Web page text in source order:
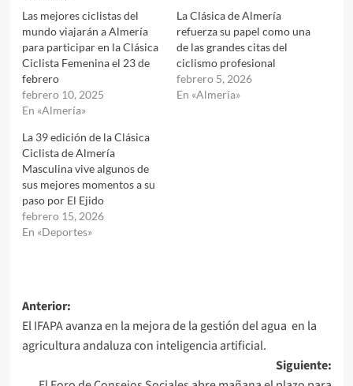
Las mejores ciclistas del
mundo viajarán a Almería
para participar en la Clásica
Ciclista Femenina el 23 de
febrero
febrero 10, 2025
En «Almería»
La Clásica de Almería
refuerza su papel como una
de las grandes citas del
ciclismo profesional
febrero 5, 2026
En «Almería»
La 39 edición de la Clásica
Ciclista de Almería
Masculina vive algunos de
sus mejores momentos a su
paso por El Ejido
febrero 15, 2026
En «Deportes»
Navegación
de
entradas
Anterior:
El IFAPA avanza en la mejora de la gestión del agua en la
agricultura andaluza con inteligencia artificial.
Siguiente: